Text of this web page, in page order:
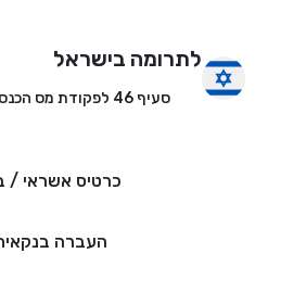
לתרומה בישראל
סעיף 46 לפקודת מס הכנסה
כרטיס אשראי /
העברה בנקאית